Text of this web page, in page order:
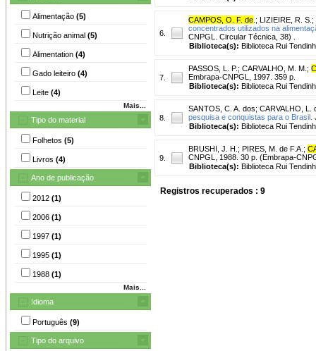
Alimentação (5)
Nutrição animal (5)
Alimentation (4)
Gado leiteiro (4)
Leite (4)
Mais...
Tipo do material
Folhetos (5)
Livros (4)
Ano de publicação
2012 (1)
2006 (1)
1997 (1)
1995 (1)
1988 (1)
Mais...
Idioma
Português (9)
Tipo do arquivo
6.
CAMPOS, O. F. de ; LIZIEIRE, R. S. ;
concentrados utilizados na
CNPGL. Circular Técnica, 38) .
Biblioteca(s): Biblioteca Rui
7.
PASSOS, L. P. ; CARVALHO, M. M. ;
Embrapa-CNPGL, 1997. 359 p.
Biblioteca(s): Biblioteca Rui
8.
SANTOS, C. A. dos; CARVALHO, L.
pesquisa e conquistas para o Brasil.
Biblioteca(s): Biblioteca Rui
9.
BRUSHI, J. H. ; PIRES, M. de F.A. ;
CNPGL, 1988. 30 p. (Embrapa-
Biblioteca(s): Biblioteca Rui
Registros recuperados : 9